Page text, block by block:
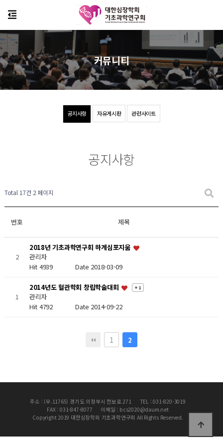
공지사항 자유게시판 관련사이트
커뮤니티
공지사항
Total 17건 2 페이지
번호 제목
2
2018년 기초과학연구회 하계심포지움
관리자
Hit 4939 Date 2018-03-09
1
2014년도 혈관학회 창립학술대회 + 1
관리자
Hit 4792 Date 2014-09-22
1 2
주소 : (우.11765) 경기도 의정부시 천보로 271
TEL : 031-820-3019
FAX : 031-847-8077
이메일 : bcs2020@daum.net
Copyright 2019 대한심장학회 기초과학연구회 All Rights Reserved.